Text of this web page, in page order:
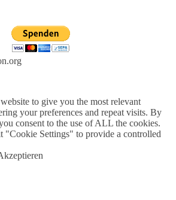
to give you the most relevant
your preferences and repeat visits. By
consent to the use of ALL the cookies.
"Cookie Settings" to provide a controlled